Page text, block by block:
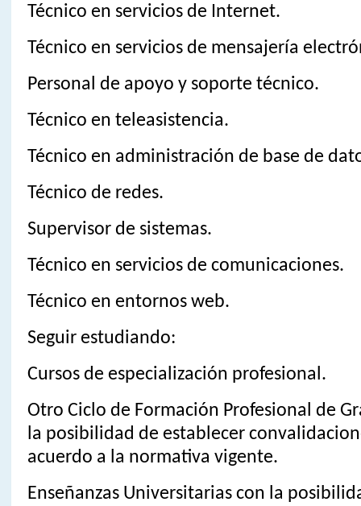
Técnico en servicios de Internet.
Técnico en servicios de mensajería
Personal de apoyo y soporte técnico.
Técnico en teleasistencia.
Técnico en administración de base de
Técnico de redes.
Supervisor de sistemas.
Técnico en servicios de comunicaciones.
Técnico en entornos web.
Seguir estudiando:
Cursos de especialización profesional.
Otro Ciclo de Formación Profesional de
la posibilidad de establecer
acuerdo a la normativa vigente.
Enseñanzas Universitarias con la